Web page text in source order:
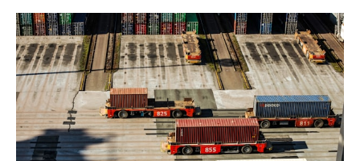
Volumes und Umgebungsvariablen sauber verwaltest
* und Best Practices beachtest Projektstruktur: Klar
und